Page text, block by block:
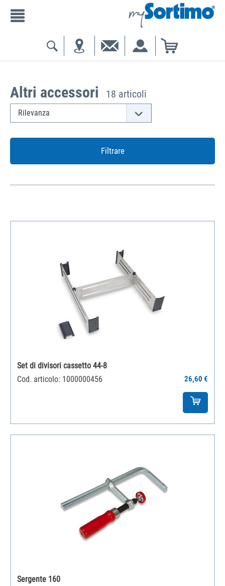
Altri accessori 18 articoli
Filtrare
Set di divisori cassetto 44-8
Cod. articolo: 1000000456
26,60 €
Sergente 160